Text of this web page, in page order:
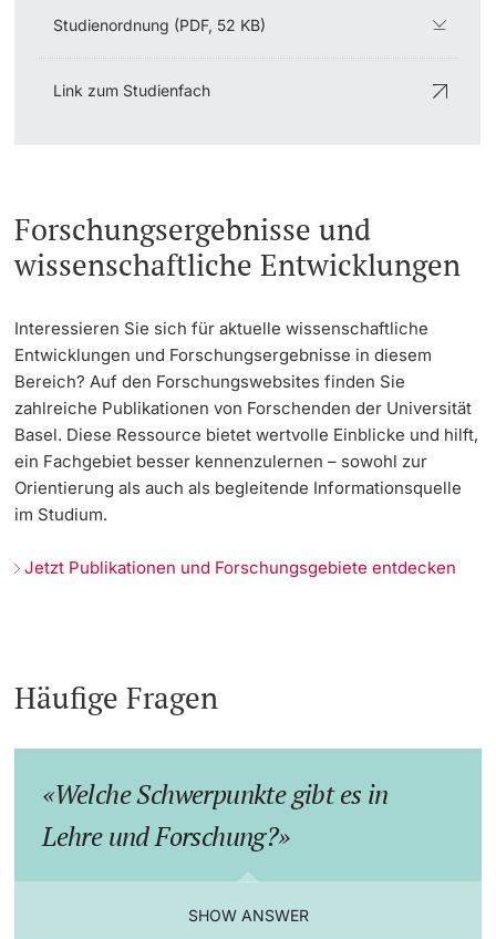
Studienordnung (PDF, 52 KB)
Link zum Studienfach
Forschungsergebnisse und
wissenschaftliche Entwicklungen
Interessieren Sie sich für aktuelle wissenschaftliche
Entwicklungen und Forschungsergebnisse in diesem
Bereich? Auf den Forschungswebsites finden Sie
zahlreiche Publikationen von Forschenden der Universität
Basel. Diese Ressource bietet wertvolle Einblicke und hilft,
ein Fachgebiet besser kennenzulernen – sowohl zur
Orientierung als auch als begleitende Informationsquelle
im Studium.
Jetzt Publikationen und Forschungsgebiete entdecken
Häufige Fragen
Welche Schwerpunkte gibt es in
Lehre und Forschung?
SHOW ANSWER